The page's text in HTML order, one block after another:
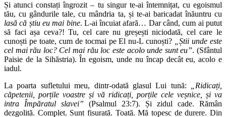
Și atunci constați îngrozit – tu singur te-ai întemnițat, cu egoismul
tău, cu gândurile tale, cu mândria ta, și te-ai baricadat înăuntru cu
lasă că știu eu mai bine. L-ai încuiat afară… Dar când, cum ai putut
să faci așa ceva?! Tu, cel care nu greșești niciodată, cel care le
cunoști pe toate, cum de tocmai pe El nu-L cunoști? „Știi unde este
cel mai rău loc? Cel mai rău loc este acolo unde sunt eu”. (Sfântul
Paisie de la Sihăstria). În egoism, unde nu încap decât eu, acolo e
iadul.
La poarta sufletului meu, dintr-odată glasul Lui tună: „Ridicați,
căpetenii, porțile voastre și vă ridicați, porțile cele veșnice, și va
intra Împăratul slavei” (Psalmul 23:7). Și zidul cade. Rămân
dezgolită. Complet. Sunt fisurată. Toată. Mă topesc de durere. Din